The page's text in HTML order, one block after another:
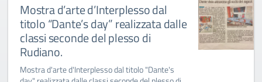
Mostra d’arte d’Interplesso dal
titolo “Dante’s day” realizzata dalle
classi seconde del plesso di
Rudiano.
Mostra d'arte d'Interplesso dal titolo "Dante's